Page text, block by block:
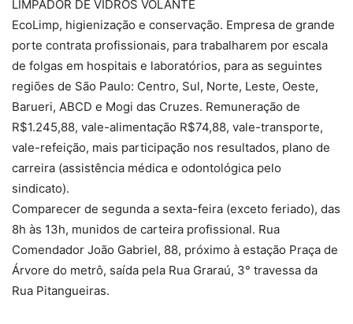
LIMPADOR DE VIDROS VOLANTE
EcoLimp, higienização e conservação. Empresa de grande
porte contrata profissionais, para trabalharem por escala
de folgas em hospitais e laboratórios, para as seguintes
regiões de São Paulo: Centro, Sul, Norte, Leste, Oeste,
Barueri, ABCD e Mogi das Cruzes. Remuneração de
R$1.245,88, vale-alimentação R$74,88, vale-transporte,
vale-refeição, mais participação nos resultados, plano de
carreira (assistência médica e odontológica pelo
sindicato).
Comparecer de segunda a sexta-feira (exceto feriado), das
8h às 13h, munidos de carteira profissional. Rua
Comendador João Gabriel, 88, próximo à estação Praça de
Árvore do metrô, saída pela Rua Graraú, 3° travessa da
Rua Pitangueiras.